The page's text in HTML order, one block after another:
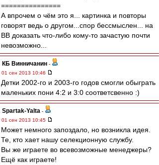
===============
А впрочем о чём это я... картинка и повторы
говорят ведь о другом...спор бессмыслен... на
ВВ доказать что-либо кому-то зачастую почти
невозможно...
КБ Винничанин -
01 сен 2013 10:46
Детки 2002-го и 2003-го годов смогли обыграть
маленьких пони 4:2 и 3:0 соответсвенно :)
Spartak-Yalta -
01 сен 2013 10:45
Может немного запоздало, но возникла идея.
Те, кто хает нашу селекционную службу.
Вы же играете во всевозможные менеджеры?
Ещё как играете!